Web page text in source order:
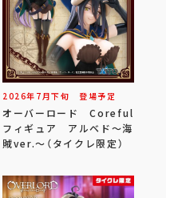
2026年 7 月下旬 登場予定
オーバーロード Coreful
フィギュア アルベド～海
賊ver.～（タイクレ限定）